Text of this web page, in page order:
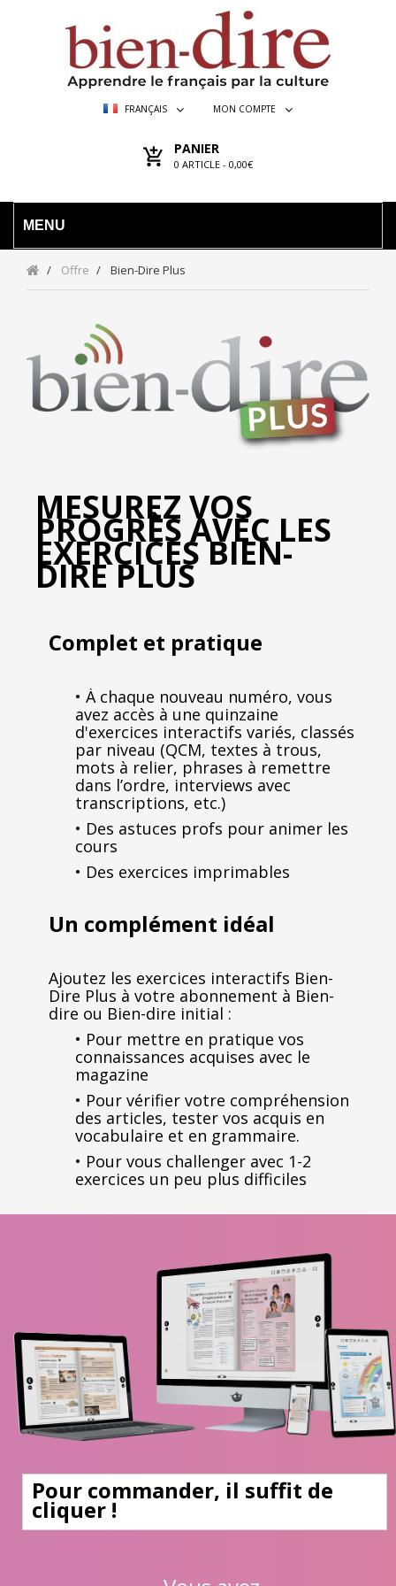
FRANÇAIS MON COMPTE
PANIER
0 ARTICLE - 0,00€
MENU
Offre Bien-Dire Plus
MESUREZ VOS
PROGRÈS AVEC LES
EXERCICES BIEN-
DIRE PLUS
Complet et pratique
• À chaque nouveau numéro, vous
avez accès à une quinzaine
d'exercices interactifs variés, classés
par niveau (QCM, textes à trous,
mots à relier, phrases à remettre
dans l’ordre, interviews avec
transcriptions, etc.)
• Des astuces profs pour animer les
cours
• Des exercices imprimables
Un complément idéal
Ajoutez les exercices interactifs Bien-
Dire Plus à votre abonnement à Bien-
dire ou Bien-dire initial :
• Pour mettre en pratique vos
connaissances acquises avec le
magazine
• Pour vérifier votre compréhension
des articles, tester vos acquis en
vocabulaire et en grammaire.
• Pour vous challenger avec 1-2
exercices un peu plus difficiles
Pour commander, il suffit de
cliquer !